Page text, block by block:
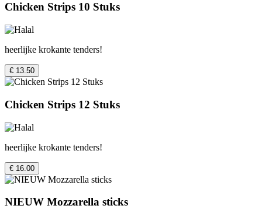
Chicken Strips 10 Stuks
heerlijke krokante tenders!
€ 13.50
Chicken Strips 12 Stuks
heerlijke krokante tenders!
€ 16.00
NIEUW Mozzarella sticks